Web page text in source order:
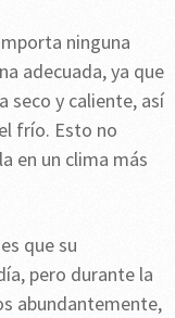
ninguna
adecuada, ya que
seco y caliente, así
frío. Esto no
en un clima más
que su
pero durante la
abundantemente,